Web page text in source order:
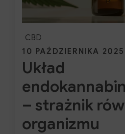
CBD
Posted
on
10 PAŹDZIERNIKA 2025
Układ
– strażnik
organizmu